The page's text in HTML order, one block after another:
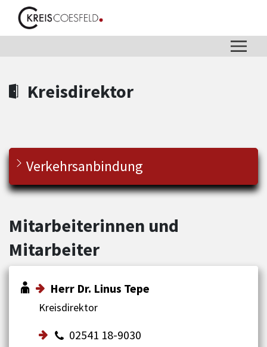
Zum Header
Zum Hauptinhalt
Zum Footer
Zum Hauptinhalt springen
Kreisdirektor
Verkehrsanbindung
Mitarbeiterinnen und
Mitarbeiter
Herr Dr. Linus Tepe
Kreisdirektor
02541 18-9030